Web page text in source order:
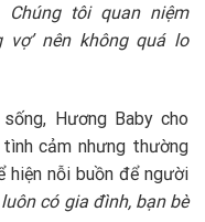
tôi quan niệm
vợ’ nên không quá lo
Hương Baby cho
cảm nhưng thường
hiện nỗi buồn để người
có gia đình, bạn bè